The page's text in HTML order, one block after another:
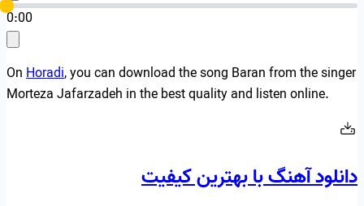
0:00
OnHoradi, you can download the song Baran from the singer
Morteza Jafarzadeh in the best quality and listen online.
دانلود آهنگ با بهترین کیفیت